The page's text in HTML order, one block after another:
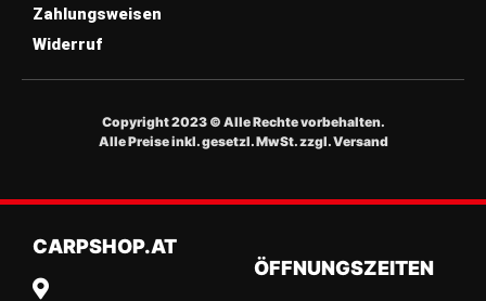
Zahlungsweisen
Widerruf
Copyright 2023 © Alle Rechte vorbehalten.
Alle Preise inkl. gesetzl. MwSt. zzgl. Versand
CARPSHOP.aT
ÖFFNUNGSZEITEN